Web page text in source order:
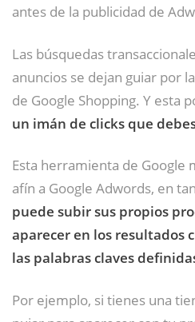
antes de la publicidad de
Las búsquedas
anuncios se dejan guiar por
de Google Shopping. Y esta
un imán de clicks que
Esta herramienta de Google
afín a Google Adwords, en
puede subir sus propios
aparecer en los resultados
las palabras claves
Por ejemplo, si tienes una